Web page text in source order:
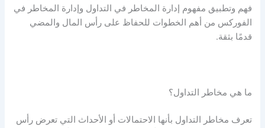
فهم وتطبيق مفهوم إدارة المخاطر في التداول
وإدارة المخاطر في
الفوركس من أهم الخطوات للحفاظ على رأس المال والمضي
قدمًا بثقة.
ما هي مخاطر التداول ؟
تعرف مخاطر التداول بأنها الاحتمالات أو الأحداث التي تعرض رأس